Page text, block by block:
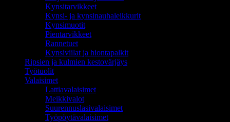
Kynsitarvikkeet
Kynsi- ja kynsinauhaleikkurit
Kynsimuotit
Pientarvikkeet
Rannetuet
Kynsiviilat ja hiontapalkit
Ripsien ja kulmien kestovärjäys
Työtuolit
Valaisimet
Lattiavalaisimet
Meikkivalot
Suurennuslasivalaisimet
Työpöytävalaisimet